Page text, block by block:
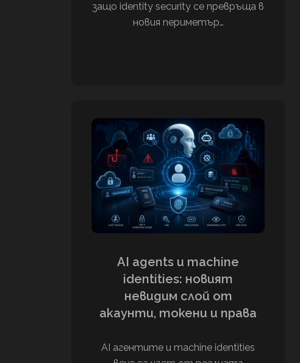
защо identity security се превръща в
новия периметър…
AI agents и machine
identities: новият
невидим слой от
акаунти, токени и права
AI агентите и machine identities